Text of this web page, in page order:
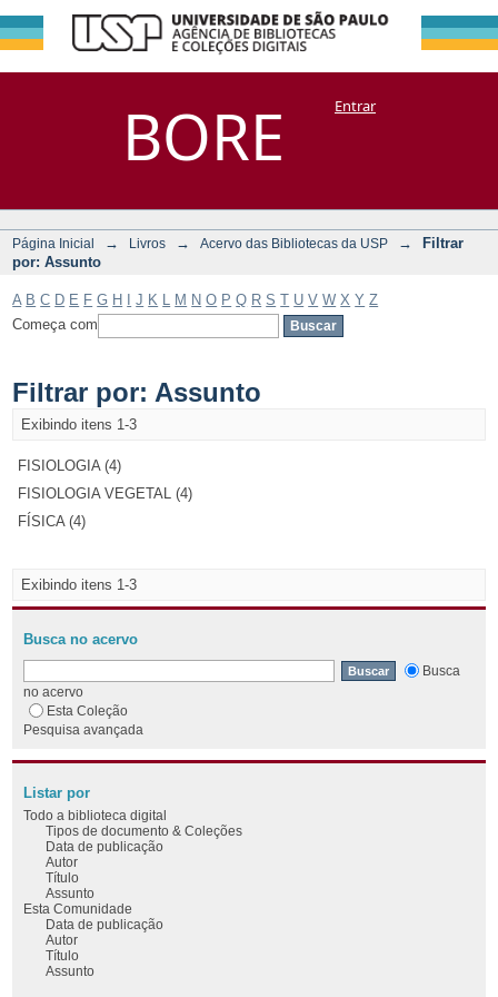
BORE
Filtrar por:
Assunto
DSpace/Manakin + CoriscoEntrar
Página Inicial → Livros → Acervo das Bibliotecas da USP →
Filtrar
por: Assunto
A B C D E F G H J K M N O P Q R S T U V W X Y Z
Começa com
Filtrar por: Assunto
Exibindo itens 1-3
FISIOLOGIA (4)
FISIOLOGIA VEGETAL (4)
FÍSICA (4)
Exibindo itens 1-3
Busca no acervo
Busca
no acervo
Esta Coleção
Pesquisa avançada
Listar por
Todo a biblioteca digital
Tipos de documento & Coleções
Data de publicação
Autor
Título
Assunto
Esta Comunidade
Data de publicação
Autor
Título
Assunto